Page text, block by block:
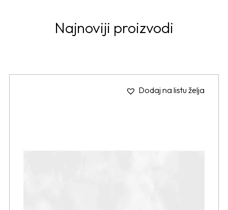
Najnoviji proizvodi
Dodaj na listu želja